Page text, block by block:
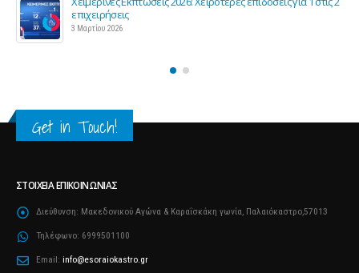
Προς μείωση της προκαταβολής φόρου για επαγγελματίες
και επιχειρήσεις
25 Φεβρουαρίου 2026
Get in Touch!
ΣΤΟΙΧΕΊΑ ΕΠΙΚΟΙΝΩΝΊΑΣ
Διεύθυνση: Μακεδονικού Αγώνα & Καραΐσκάκη γωνία, Παλαιόκαστρο,57013
Τηλέφωνο: 6999501100
Email: info@esoraiokastro.gr